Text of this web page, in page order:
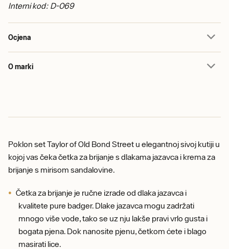
Interni kod: D-069
Ocjena
O marki
Poklon set Taylor of Old Bond Street u elegantnoj sivoj kutiji u
kojoj vas čeka četka za brijanje s dlakama jazavca i krema za
brijanje s mirisom sandalovine.
Četka za brijanje je ručne izrade od dlaka jazavca i
kvalitete pure badger. Dlake jazavca mogu zadržati
mnogo više vode, tako se uz nju lakše pravi vrlo gusta i
bogata pjena. Dok nanosite pjenu, četkom ćete i blago
masirati lice.